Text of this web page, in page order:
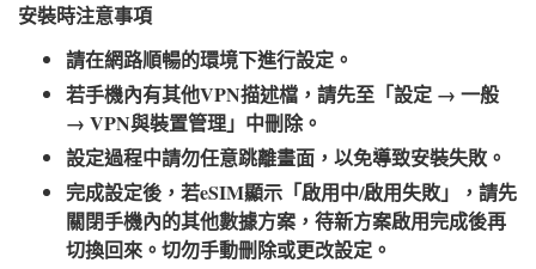
安裝時注意事項​
請在網路順暢的環境下進行設定。
若手機內有其他VPN描述檔，請先至「設定 → 一般
→ VPN與裝置管理」中刪除。
設定過程中請勿任意跳離畫面，以免導致安裝失敗。
完成設定後，若eSIM顯示「啟用中/啟用失敗」，請先
關閉手機內的其他數據方案，待新方案啟用完成後再
切換回來。切勿手動刪除或更改設定。